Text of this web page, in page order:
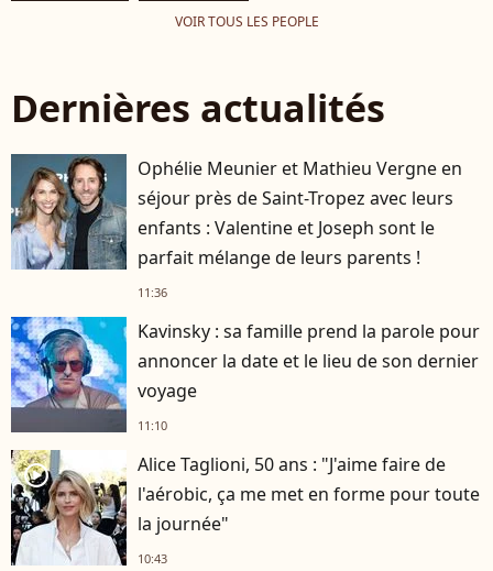
VOIR TOUS LES PEOPLE
Dernières actualités
Ophélie Meunier et Mathieu Vergne en
séjour près de Saint-Tropez avec leurs
enfants : Valentine et Joseph sont le
parfait mélange de leurs parents !
11:36
Kavinsky : sa famille prend la parole pour
annoncer la date et le lieu de son dernier
voyage
11:10
player2
Alice Taglioni, 50 ans : "J'aime faire de
l'aérobic, ça me met en forme pour toute
la journée"
10:43